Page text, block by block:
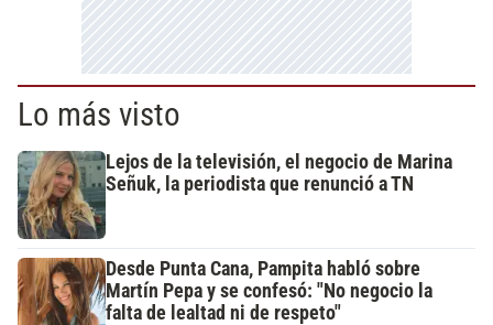
Lo más visto
Lejos de la televisión, el negocio de Marina
Señuk, la periodista que renunció a TN
Desde Punta Cana, Pampita habló sobre
Martín Pepa y se confesó: "No negocio la
falta de lealtad ni de respeto"